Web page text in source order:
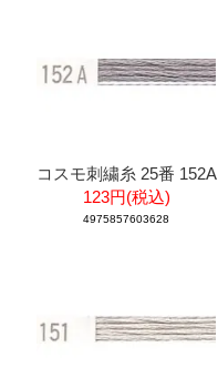
コスモ刺繍糸 25番 152A
123円(税込)
4975857603628